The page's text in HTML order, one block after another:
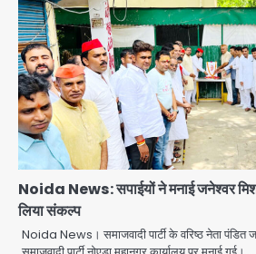
Noida News: सपाईयों ने मनाई जनेश्वर
लिया संकल्प
Noida News। समाजवादी पार्टी के वरिष्ठ नेता पंडित
3
Atiq Ahmed :
भीड़, तोड़ी
पहुंचा उमर
jai hind janab
4
Narela Road
पुलिस के सब-इंस्पेक्टर
मारी टक्कर, 70 वर्षीय
jai hind janab
मर्चेंट्स पर बोझ, पर